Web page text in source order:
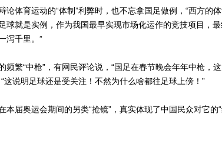
体育运动的“体制”利弊时，也不忘拿国足做例，“西方的
球就是实例，作为我国最早实现市场化运作的竞技项目，
泻千里。”
繁“中枪”，有网民评论说，“国足在春节晚会年年中枪，
这说明足球还是受关注！不然为什么啥都往足球上傍！”
届奥运会期间的另类“抢镜”，真实体现了中国民众对它的